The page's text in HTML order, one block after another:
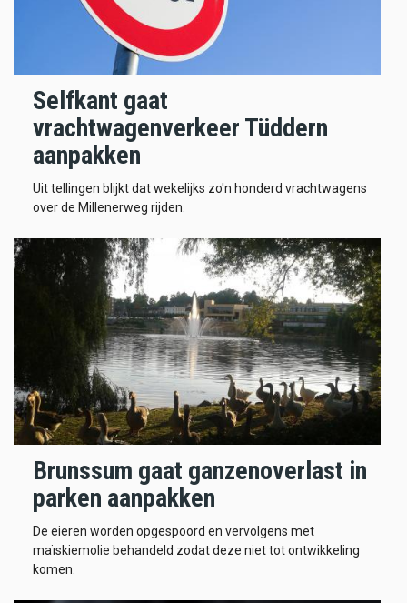
Selfkant gaat
vrachtwagenverkeer Tüddern
aanpakken
Uit tellingen blijkt dat wekelijks zo'n honderd vrachtwagens
over de Millenerweg rijden.
Brunssum gaat ganzenoverlast in
parken aanpakken
De eieren worden opgespoord en vervolgens met
maïskiemolie behandeld zodat deze niet tot ontwikkeling
komen.